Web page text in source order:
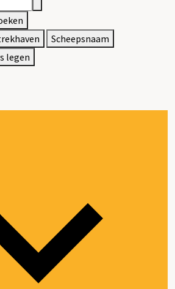
Scheepsnaam
legen